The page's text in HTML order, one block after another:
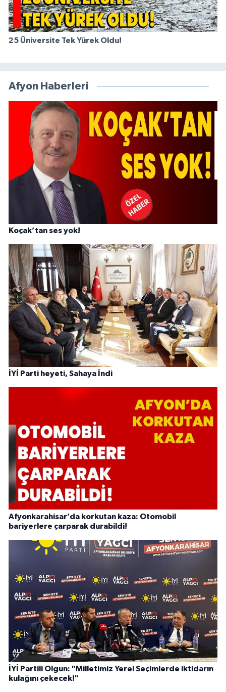
25 Üniversite Tek Yürek Oldu!
Afyon Haberleri
Koçak’tan ses yok!
İYİ Parti heyeti, Sahaya İndi
Afyonkarahisar’da korkutan kaza: Otomobil
bariyerlere çarparak durabildi!
İYİ Partili Olgun: "Milletimiz Yerel Seçimlerde iktidarın
kulağını çekecek!"